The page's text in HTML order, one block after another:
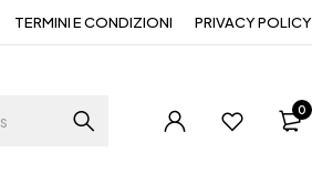
TERMINI E CONDIZIONI PRIVACY POLICY
0